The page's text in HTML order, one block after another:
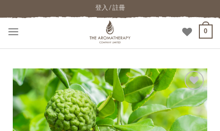
登入 / 註冊
0
加入
願望
清單